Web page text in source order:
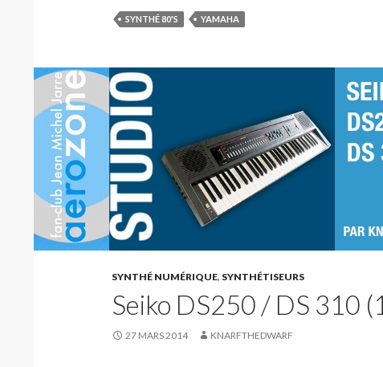
SYNTHÉ 80'S YAMAHA
SYNTHÉ NUMÉRIQUE, SYNTHÉTISEURS
Seiko DS250 / DS 310
27 MARS 2014 KNARFTHEDWARF